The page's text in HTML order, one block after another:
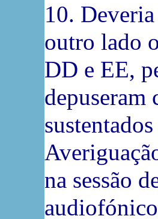
10.
outro lado
DD e EE,
na sessão